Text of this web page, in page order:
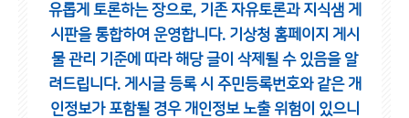
유롭게 토론하는 장으로, 기존 자유토론과 지식샘 게
시판을 통합하여 운영합니다. 기상청 홈페이지 게시
물 관리 기준에 따라 해당 글이 삭제될 수 있음을 알
려드립니다. 게시글 등록 시 주민등록번호와 같은 개
인정보가 포함될 경우 개인정보 노출 위험이 있으니